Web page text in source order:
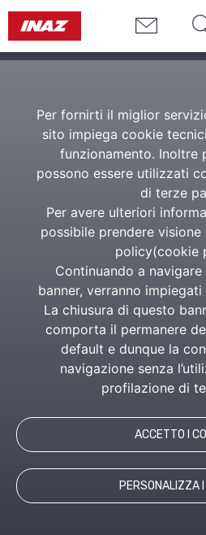
Per fornirti il miglior
sito impiega cookie
funzionamento. Inoltre
possono essere utilizzati
di terze
Per avere ulteriori
possibile prendere
policy(cookie
Continuando a
banner, verranno
La chiusura di questo
comporta il permanere
default e dunque la
navigazione senza
profilazione di
ACCETTO I
PERSONALIZZA I